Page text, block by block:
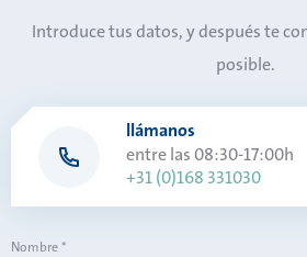
Introduce tus datos, y después te
posible.
llámanos
entre las 08:30-17:00h
+31 (0)168 331030
Nombre*